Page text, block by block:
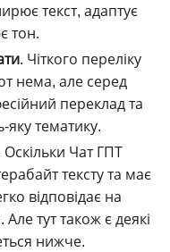
текст, адаптує
тон.
. Чіткого переліку
нема, але серед
переклад та
яку тематику.
Оскільки Чат ГПТ
тексту та має
відповідає на
тут також є деякі
нижче.